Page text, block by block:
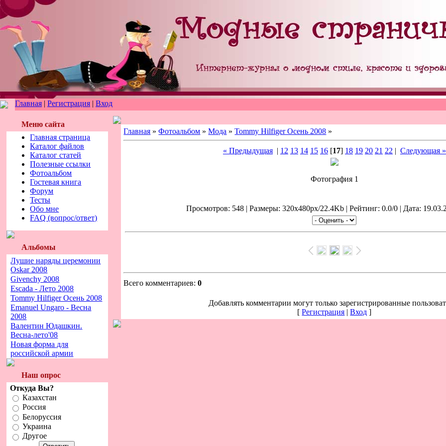
Главная | Регистрация | Вход
Меню сайта
Главная страница
Каталог файлов
Каталог статей
Полезные ссылки
Фотоальбом
Гостевая книга
Форум
Тесты
Обо мне
FAQ (вопрос/ответ)
Альбомы
Лушие наряды церемонии
Oskar 2008
Givenchy 2008
Escada - Лето 2008
Tommy Hilfiger Осень 2008
Emanuel Ungaro - Весна
2008
Валентин Юдашкин.
Весна-лето'08
Новая форма для
российской армии
Наш опрос
Откуда Вы?
Казахстан
Россия
Белоруссия
Украина
Другое
Главная »Фотоальбом »Мода »Tommy Hilfiger Осень 2008 »
« Предыдущая| 12 13 14 15 16[17] 18 19 20 21 22 | Следующая »
Фотография 1
Просмотров: 548 | Размеры: 320x480px/22.4Kb | Рейтинг: 0.0/0 | Дата:
Всего комментариев:0
Добавлять комментарии могут только зарегистрированные
[Регистрация |Вход ]